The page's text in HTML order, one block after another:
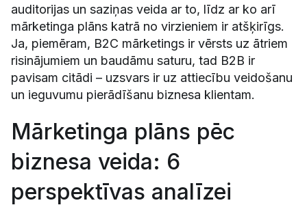
auditorijas un saziņas veida ar to, līdz ar ko arī
mārketinga plāns katrā no virzieniem ir atšķirīgs.
Ja, piemēram, B2C mārketings ir vērsts uz ātriem
risinājumiem un baudāmu saturu, tad B2B ir
pavisam citādi – uzsvars ir uz attiecību veidošanu
un ieguvumu pierādīšanu biznesa klientam.
Mārketinga plāns pēc
biznesa veida: 6
perspektīvas analīzei